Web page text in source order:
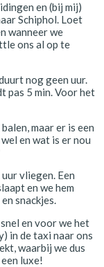
en (bij mij)
Schiphol. Loet
wanneer we
ons al op te
nog geen uur.
pas 5 min. Voor het
maar er is een
en wat is er nou
vliegen. Een
en we hem
snackjes.
en voor we het
in de taxi naar ons
waarbij we dus
luxe!